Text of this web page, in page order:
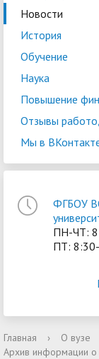
Новости
История
Обучение
Наука
Повышение
Отзывы
Мы в
ФГБОУ
ПН-ЧТ:
ПТ:
Главная › О вузе
Архив информации о